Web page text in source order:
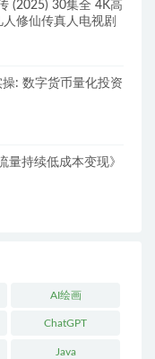
(2025) 30集全 4K高
修仙传真人电视剧
: 数字货币量化投资
量持续低成本变现》
AI绘画
ChatGPT
Java